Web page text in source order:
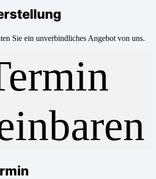
Sie ein unverbindliches Angebot von uns.